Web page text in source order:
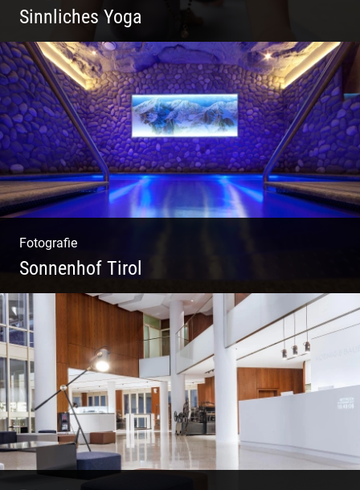
Sinnliches Yoga
Tantrisches Yoga voller Poesie und
Sinnlichkeit
Fotografie
Sonnenhof Tirol
Freundliches Team | Moderne Zimmer |
Luxuriöser Spa | Coole Köche